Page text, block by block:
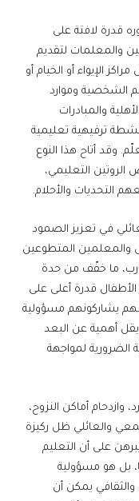
قدرة لافتة على
والمعلمات لتقديم
الإيواء أو الخيام أو
الشخصية وموارد
والمبادرات
ترفيهية تعليمية
وقد أتاح هذا النوع
التعليمي،
التحديات والأحلام.
في تعزيز الصمود
والمعلمين المتطوعين
ما خفّف من حدة
قدرة أعلى على
يشاركونهم مسؤولية
يقل أهمية عن البعد
الضرورية لمواجهة
وازدحام أماكن النزوح،
والعائلي ظل ركيزة
على أن التعليم
بل هو مسؤولية
والثقافي يمكن أن